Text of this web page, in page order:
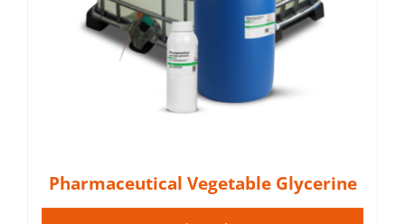
Pharmaceutical Vegetable Glycerine